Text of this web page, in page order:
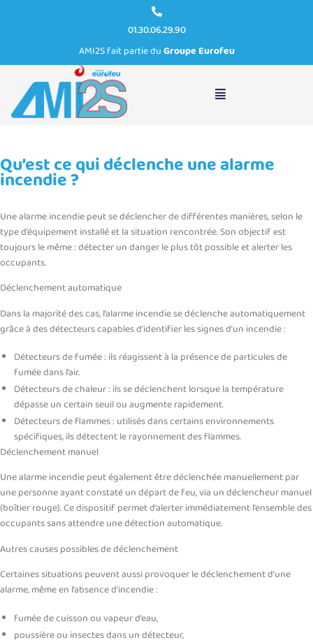
01.30.06.29.90
AMI2S fait partie duGroupe Eurofeu
Qu’est ce qui déclenche une alarme
incendie ?
Une alarme incendie peut se déclencher de différentes manières, selon le
type d’équipement installé et la situation rencontrée. Son objectif est
toujours le même : détecter un danger le plus tôt possible et alerter les
occupants.
Déclenchement automatique
Dans la majorité des cas, l’alarme incendie se déclenche automatiquement
grâce à des détecteurs capables d’identifier les signes d’un incendie :
Détecteurs de fumée : ils réagissent à la présence de particules de
fumée dans l’air.
Détecteurs de chaleur : ils se déclenchent lorsque la température
dépasse un certain seuil ou augmente rapidement.
Détecteurs de flammes : utilisés dans certains environnements
spécifiques, ils détectent le rayonnement des flammes.
Déclenchement manuel
Une alarme incendie peut également être déclenchée manuellement par
une personne ayant constaté un départ de feu, via un déclencheur manuel
(boîtier rouge). Ce dispositif permet d’alerter immédiatement l’ensemble des
occupants sans attendre une détection automatique.
Autres causes possibles de déclenchement
Certaines situations peuvent aussi provoquer le déclenchement d’une
alarme, même en l’absence d’incendie :
fumée de cuisson ou vapeur d’eau,
poussière ou insectes dans un détecteur,